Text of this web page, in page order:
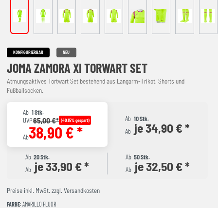
KONFIGURIERBAR NEU
JOMA ZAMORA XI TORWART SET
Atmungsaktives Tortwart Set bestehend aus Langarm-Trikot, Shorts und
Fußballsocken.
Ab 1 Stk.
UVP65,00 €* (40.15% gespart)
Ab38,90 € *
Ab 10 Stk.
Ab je 34,90 € *
Ab 20 Stk.
Ab je 33,90 € *
Ab 50 Stk.
Ab je 32,50 € *
Preise inkl. MwSt. zzgl. Versandkosten
FARBE: AMARILLO FLUOR